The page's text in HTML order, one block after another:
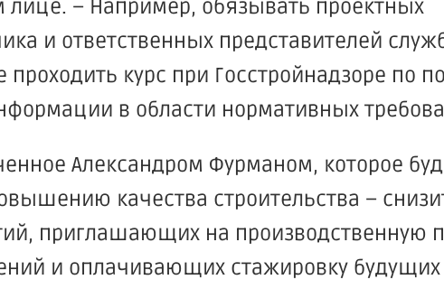
– Например, обязывать проектных
и ответственных представителей
проходить курс при Госстройнадзоре по
в области нормативных
Александром Фурманом, которое
качества строительства –
приглашающих на производственную
и оплачивающих стажировку будущих